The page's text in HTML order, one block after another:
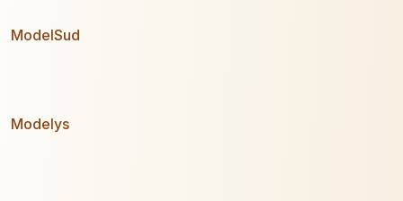
ModelSud
Modelys